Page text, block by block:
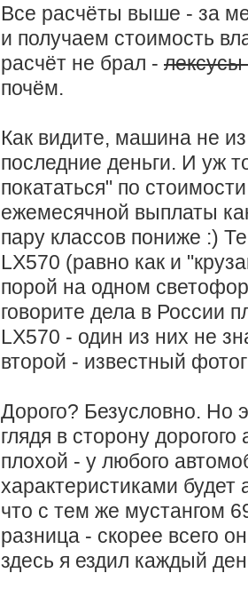
Все расчёты выше - за
и получаем стоимость
расчёт не брал -
почём.
Как видите, машина не
последние деньги. И уж
покататься" по
ежемесячной выплаты
пару классов пониже :)
LX570 (равно как и
порой на одном
говорите дела в России
LX570 - один из них не
второй - известный
Дорого? Безусловно. Но
глядя в сторону
плохой - у любого
характеристиками
что с тем же мустангом
разница - скорее всего
здесь я ездил каждый